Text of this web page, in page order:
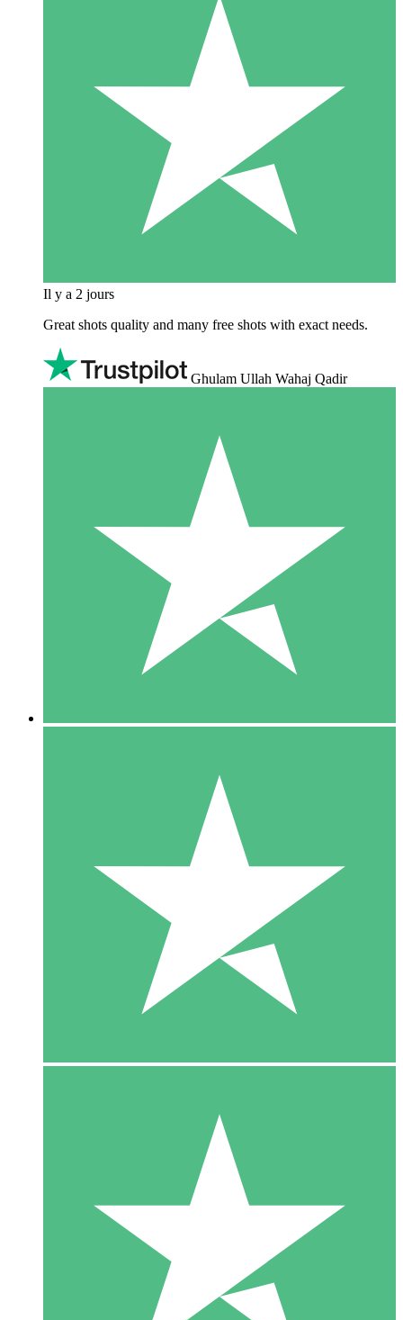
Il y a 2 jours
Great shots quality and many free shots with exact needs.
Ghulam Ullah Wahaj Qadir